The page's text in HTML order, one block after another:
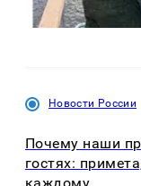
Новости России
Почему наши
гостях: